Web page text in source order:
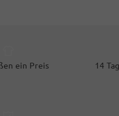
ein Preis 14